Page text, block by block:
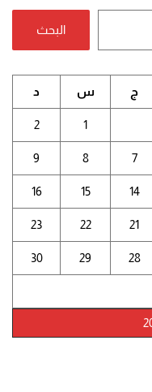
البحث
ج س د
1
2
7
8
9
14
15
16
21
22
23
28
29
30